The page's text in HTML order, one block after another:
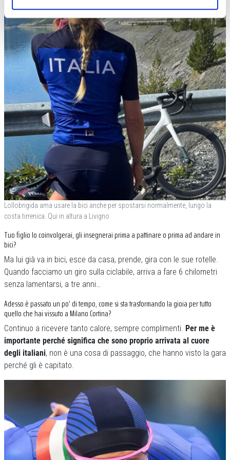
Lollobrigida ama usare la bici anche per spostarsi normalmente, lungo la
costa tirrenica. Qui in altura a Livigno
Tuo figlio lo coinvolgerai, gli insegnerai prima a pattinare o prima ad andare in
bici?
Ma lui già va in bici, esce da casa, prende, gira con le sue rotelle.
Quando facciamo un giro sulla ciclabile, arriva a fare 6 chilometri
senza lamentarsi, a tre anni…
Adesso è passato un po’ di tempo, come si sta trasformando la gioia per tutto
quello che hai vissuto a Milano Cortina?
Continuo a ricevere tanto calore, sempre complimenti. Per me è
importante perché significa che sono proprio arrivata al cuore
degli italiani, non è una cosa di passaggio, che hanno visto la gara
perché gli è capitato.